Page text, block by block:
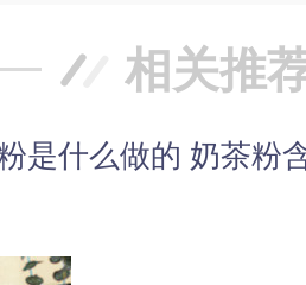
相关推
是什么做的 奶茶粉